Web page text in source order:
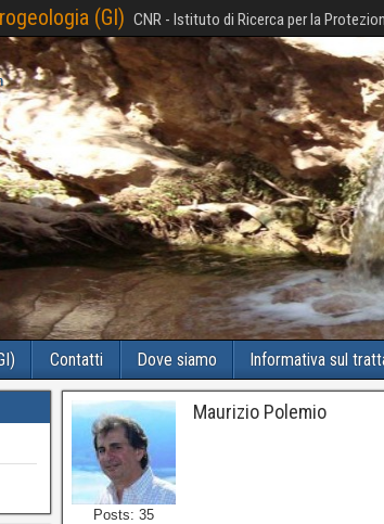
(GI) CNR - Istituto di Ricerca per la
Contatti Dove siamo Informativa sul
Posts: 35
Maurizio Polemio